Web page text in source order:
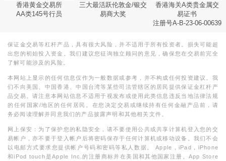
香港黄金交易所
AA类145号行员
三大最活跃伦敦金/银交
易商大奖
香港海关A类贵金属交
易证书
注册号A-B-23-06-00639
保证金交易等杠杆产品，具有很大风险，并不适用于所有投资者。损失可能超
出您的初始投入资金。我们建议您征询独立顾问的意见，确保您在交易前完全
了解可能涉及的风险。
本网站上显示的任何信息仅作为一般数据或参考，并不构成任何投资建议。我
们不向美国、中国香港、中国台湾等某些司法管辖区的居民提供保证金杠杆产
品交易。请注意本网站信息不适用于视发布或使用此类信息违反当地法律法规
的任何国家/地区的任何居民。在您决定交易或继续持有任何金融产品前，请
务必阅读理解并同意我们的产品披露声明和其他相关文件。
网上保安：为了保护您的私隐安全，请不要使用公共或共享计算机登入您的交
易帐户，亦不要于登入帐户后将密码保存于任何计算机或移动设备。我们不会
以电邮方式要求您提供帐户号码和密码等私人数据。 Apple，iPad，iPhone
和iPod touch是Apple Inc.的注册商标并在美国和其他国家注册。App Store